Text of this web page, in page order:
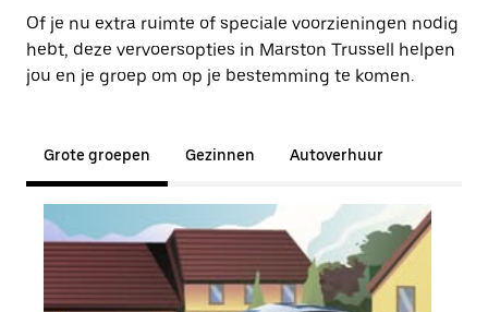
Of je nu extra ruimte of speciale voorzieningen nodig
hebt, deze vervoersopties in Marston Trussell helpen
jou en je groep om op je bestemming te komen.
Grote groepen Gezinnen Autoverhuur